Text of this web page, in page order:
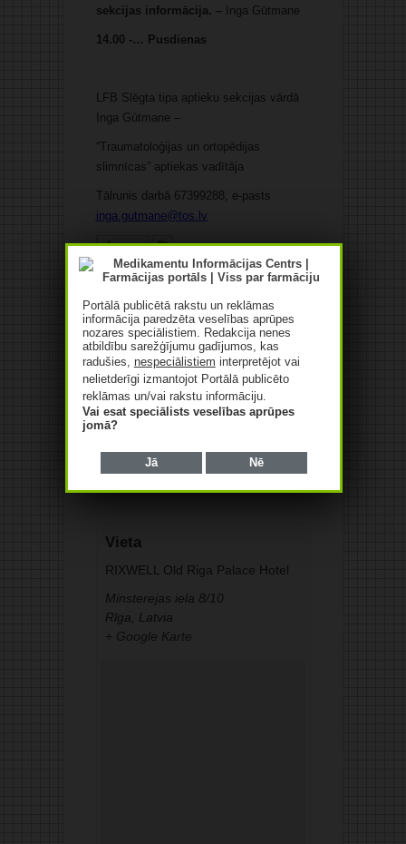
sekcijas informācija. – Inga Gūtmane
14.00 -… Pusdienas
LFB Slēgta tipa aptieku sekcijas vārdā
Inga Gūtmane –
“Traumatoloģijas un ortopēdijas
slimnīcas” aptiekas vadītāja
Tālrunis darbā 67399288, e-pasts
inga.gutmane@tos.lv
Patīk
+ ICAL EKSPORTĒŠANA
Detaļas
Datums:
23.11.2016
Organizators
LFB Slēgta tipa aptieku sekcija
Vieta
RIXWELL Old Riga Palace Hotel
Minsterejas iela 8/10
Rīga
Latvia
+ Google Karte
Portālā publicētā rakstu un reklāmas
informācija paredzēta veselības aprūpes
nozares speciālistiem. Redakcija nenes
atbildību sarežģījumu gadījumos, kas
radušies, nespeciālistiem interpretējot vai
nelietderīgi izmantojot Portālā publicēto
reklāmas un/vai rakstu informāciju.
Vai esat speciālists veselības aprūpes
jomā?
Jā Nē